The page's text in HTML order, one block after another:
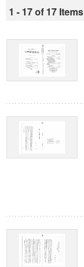
1 - 17 of 17 Items